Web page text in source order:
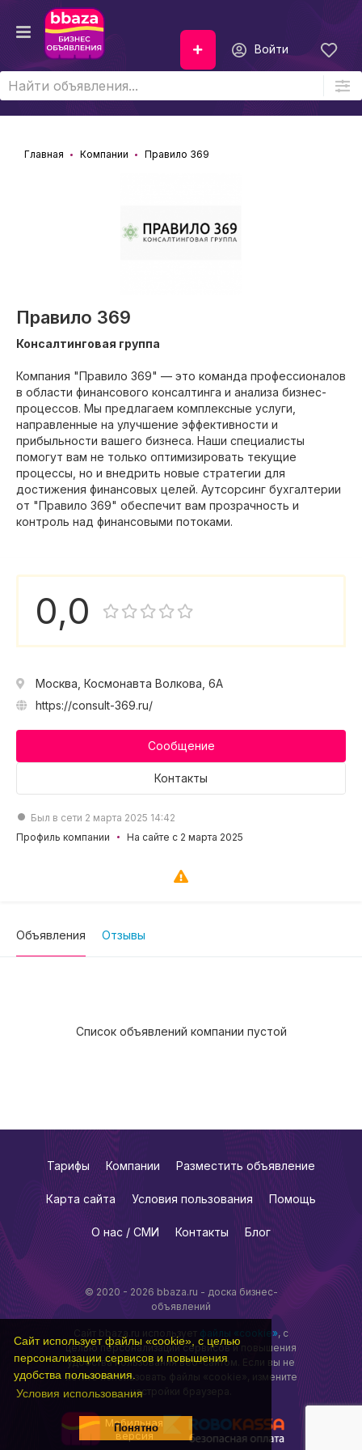
Сайт использует файлы «cookie», с целью
персонализации сервисов и повышения
удобства пользования.
Условия использования
Понятно
Войти
Главная Компании Правило 369
Правило 369
Консалтинговая группа
Компания "Правило 369" — это команда профессионалов
в области финансового консалтинга и анализа бизнес-
процессов. Мы предлагаем комплексные услуги,
направленные на улучшение эффективности и
прибыльности вашего бизнеса. Наши специалисты
помогут вам не только оптимизировать текущие
процессы, но и внедрить новые стратегии для
достижения финансовых целей. Аутсорсинг бухгалтерии
от "Правило 369" обеспечит вам прозрачность и
контроль над финансовыми потоками.
0,0
Москва, Космонавта Волкова, 6А
https://consult-369.ru/
Сообщение
Контакты
Был в сети 2 марта 2025 14:42
Профиль компании
На сайте с 2 марта 2025
Объявления Отзывы
Список объявлений компании пустой
© 2020 - 2026 bbaza.ru - доска бизнес-
объявлений
Сайт bbaza.ru использует файлы «cookie», с
целью персонализации сервисов и повышения
удобства пользования веб-сайтом. Если вы не
хотите использовать файлы «cookie», измените
настройки браузера.
Мобильная
версия
Тарифы Компании Разместить объявление
Карта сайта Условия пользования Помощь
О нас / СМИ Контакты Блог